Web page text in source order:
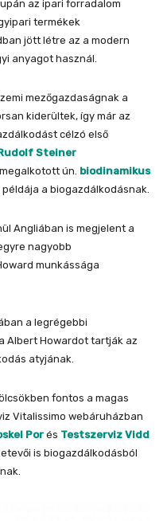
az ipari forradalom
termékek
jött létre az a modern
anyagot használ.
mezőgazdaságnak a
kiderültek, így már az
célzó első
Steiner
ún. biodinamikus
a biogazdálkodásnak.
Angliában is megjelent a
nagyobb
munkássága
a legrégebbi
Albert Howardot tartják az
atyjának.
fontos a magas
Vitalissimo webáruházban
Porés Testszerviz Vidd
is biogazdálkodásból